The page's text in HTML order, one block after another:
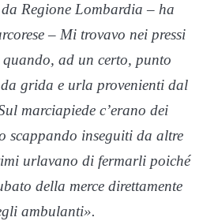
Regione Lombardia – ha
– Mi trovavo nei pressi
ad un certo, punto
grida e urla provenienti dal
marciapiede c’erano dei
scappando inseguiti da altre
urlavano di fermarli poiché
della merce direttamente
ambulanti».